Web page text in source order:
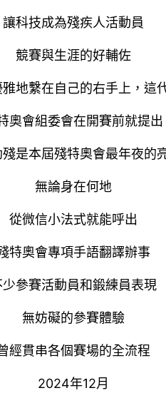
讓科技成為殘疾人活動員
競賽與生涯的好輔佐
地繫在自己的右手上，這
奧會組委會在開賽前就提出
是本屆殘特奧會最年夜的
無論身在何地
從微信小法式就能呼出
特奧會專項手語翻譯辦事
少參賽活動員和鍛練員表現
無妨礙的參賽體驗
經貫串各個賽場的全流程
2024年12月